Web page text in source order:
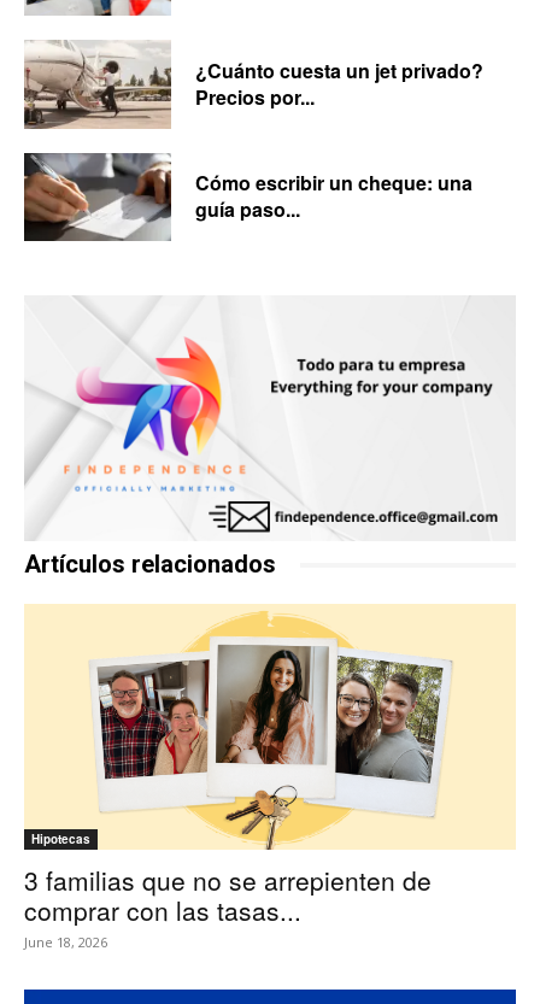
¿Cuánto cuesta un jet privado?
Precios por...
Cómo escribir un cheque: una
guía paso...
Artículos relacionados
Hipotecas
3 familias que no se arrepienten de
comprar con las tasas...
June 18, 2026